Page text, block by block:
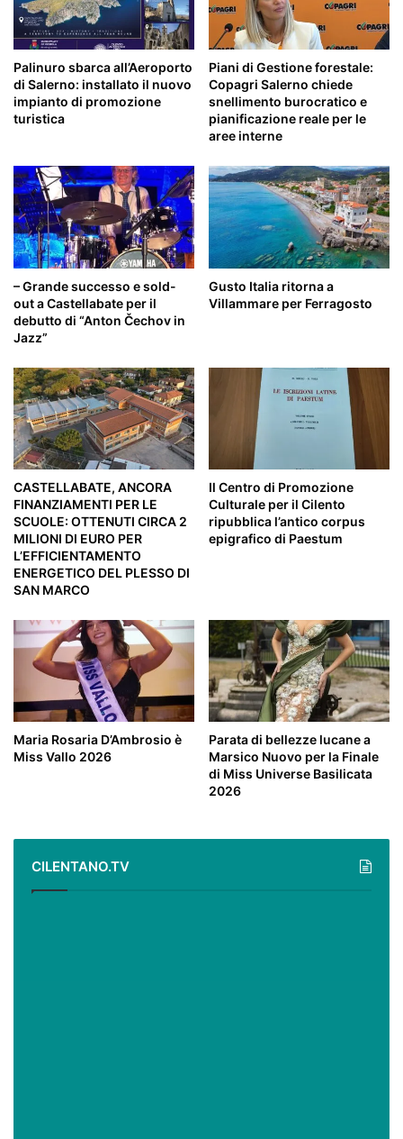
Palinuro sbarca all’Aeroporto
di Salerno: installato il nuovo
impianto di promozione
turistica
Piani di Gestione forestale:
Copagri Salerno chiede
snellimento burocratico e
pianificazione reale per le
aree interne
– Grande successo e sold-
out a Castellabate per il
debutto di “Anton Čechov in
Jazz”
Gusto Italia ritorna a
Villammare per Ferragosto
CASTELLABATE, ANCORA
FINANZIAMENTI PER LE
SCUOLE: OTTENUTI CIRCA 2
MILIONI DI EURO PER
L’EFFICIENTAMENTO
ENERGETICO DEL PLESSO DI
SAN MARCO
Il Centro di Promozione
Culturale per il Cilento
ripubblica l’antico corpus
epigrafico di Paestum
Maria Rosaria D’Ambrosio è
Miss Vallo 2026
Parata di bellezze lucane a
Marsico Nuovo per la Finale
di Miss Universe Basilicata
2026
CILENTANO.TV